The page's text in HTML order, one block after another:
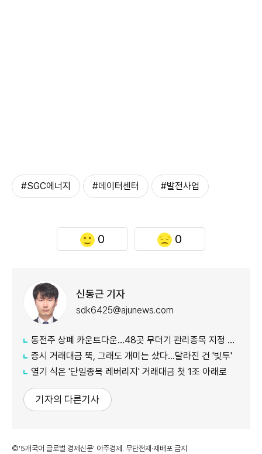
#SGC에너지 #데이터센터 #발전사업
0 0
신동근 기자
sdk6425@ajunews.com
동전주 상폐 카운트다운…48곳 무더기 관리종목 지정 임박
증시 거래대금 뚝, 그래도 개미는 샀다…달라진 건 '빚투'
열기 식은 '단일종목 레버리지' 거래대금 첫 1조 아래로
기자의 다른기사
©'5개국어 글로벌 경제신문' 아주경제. 무단전재·재배포 금지